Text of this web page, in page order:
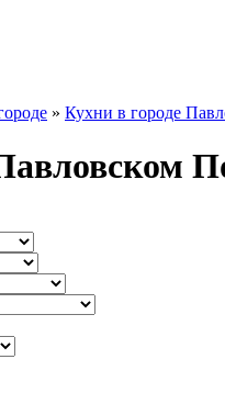
» Кухни в городе